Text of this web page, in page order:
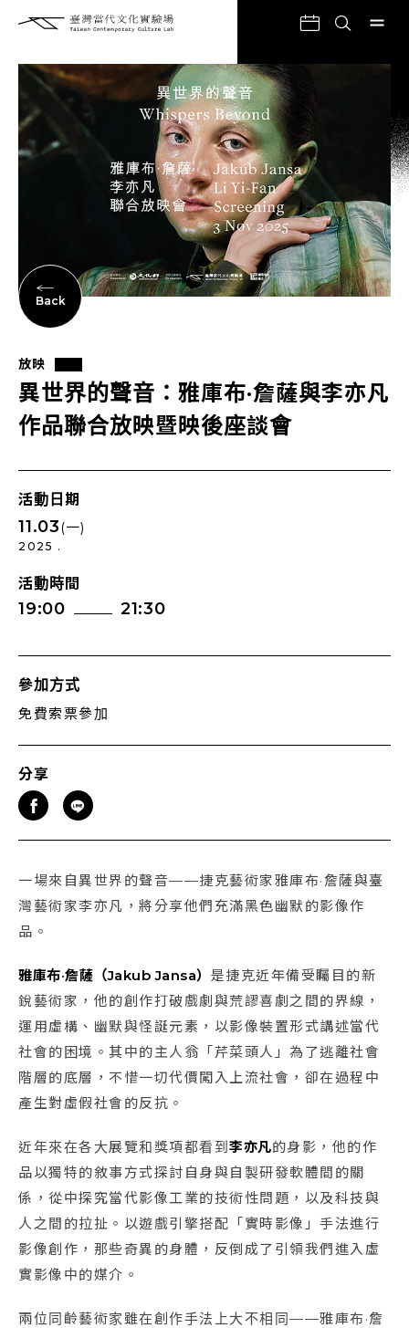
Back
放映
異世界的聲音：雅庫布·詹薩與李亦凡
作品聯合放映暨映後座談會
活動日期
11.03(一)
2025 .
活動時間
19:00 21:30
參加方式
免費索票參加
分享
一場來自異世界的聲音——捷克藝術家雅庫布·詹薩與臺
灣藝術家李亦凡，將分享他們充滿黑色幽默的影像作
品。
雅庫布·詹薩（Jakub Jansa） 是捷克近年備受矚目的新
銳藝術家，他的創作打破戲劇與荒謬喜劇之間的界線，
運用虛構、幽默與怪誕元素，以影像裝置形式講述當代
社會的困境。其中的主人翁「芹菜頭人」為了逃離社會
階層的底層，不惜一切代價闖入上流社會，卻在過程中
產生對虛假社會的反抗。
近年來在各大展覽和獎項都看到李亦凡的身影，他的作
品以獨特的敘事方式探討自身與自製研發軟體間的關
係，從中探究當代影像工業的技術性問題，以及科技與
人之間的拉扯。以遊戲引擎搭配「實時影像」手法進行
影像創作，那些奇異的身體，反倒成了引領我們進入虛
實影像中的媒介。
兩位同齡藝術家雖在創作手法上大不相同——雅庫布·詹